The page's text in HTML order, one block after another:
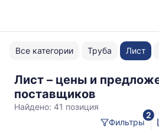
Все категории Труба Лист
Лист – цены и
поставщиков
г/
к
Найдено: 41 позиция
2
Фильтры